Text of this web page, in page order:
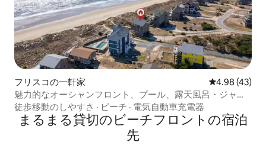
フリスコの一軒家 レビュー43
4.98 (43)
魅力的なオーシャンフロント、プール、露天風呂・ジャグ
ジー
徒歩移動のしやすさ · ビーチ · 電気自動車充電器
まるまる貸切のビーチフロントの宿泊
先